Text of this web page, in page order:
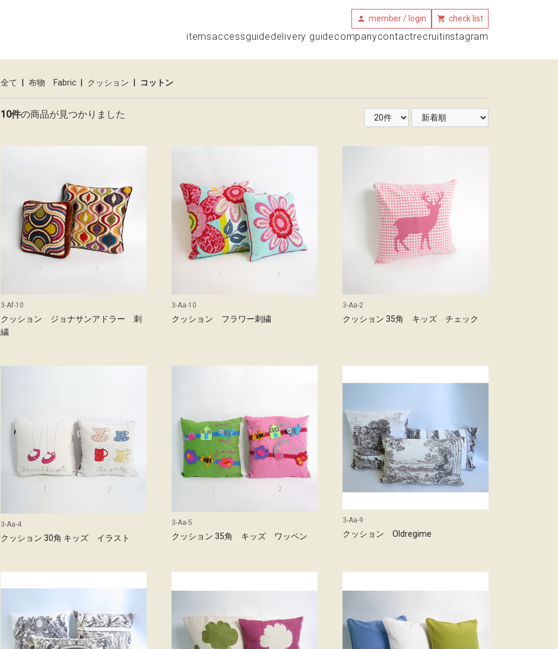
member / login check list
itemsaccessguidedelivery guidecompanycontactrecruitinstagram
全て 布物 Fabric クッション コットン
10件の商品が見つかりました
3-Af-10
クッション ジョナサンアドラー 刺
繍
3-Aa-10
クッション フラワー刺繍
3-Aa-2
クッション 35角 キッズ チェック
3-Aa-4
クッション 30角 キッズ イラスト
3-Aa-5
クッション 35角 キッズ ワッペン
3-Aa-9
クッション Oldregime